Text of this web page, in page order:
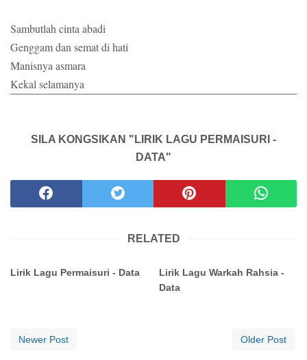
Sambutlah cinta abadi
Genggam dan semat di hati
Manisnya asmara
Kekal selamanya
SILA KONGSIKAN "LIRIK LAGU PERMAISURI -
DATA"
RELATED
Lirik Lagu Permaisuri - Data
Lirik Lagu Warkah Rahsia -
Data
Newer Post Older Post